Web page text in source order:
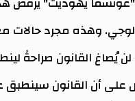
وهذه مجرد حالات
القانون صراحةً
أن القانون سينطبق